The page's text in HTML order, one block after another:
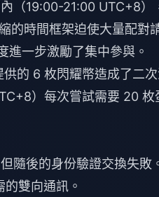
（19:00-21:00 UTC+8）
的時間框架迫使大量配對
進一步激勵了集中參與。
的 6 枚閃耀幣造成了二
）每次嘗試需要 20 枚
隨後的身份驗證交換失敗
雙向通訊。